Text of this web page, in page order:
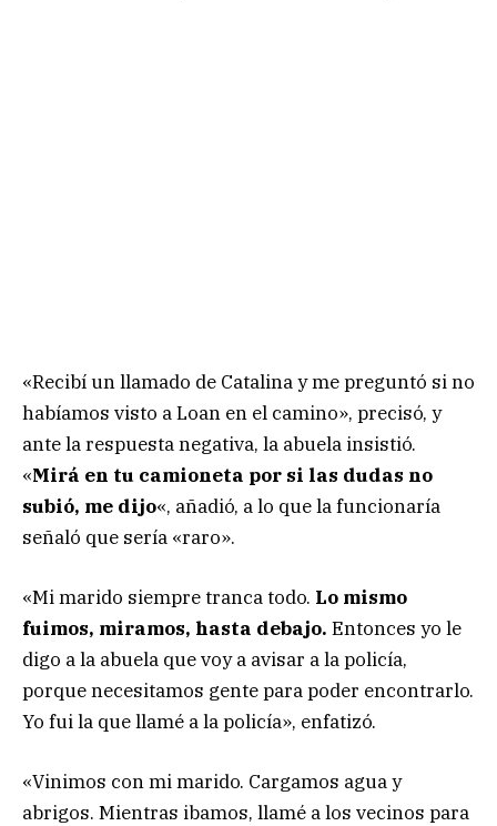
«Recibí un llamado de Catalina y me preguntó si no
habíamos visto a Loan en el camino», precisó, y
ante la respuesta negativa, la abuela insistió.
«Mirá en tu camioneta por si las dudas no
subió, me dijo«, añadió, a lo que la funcionaría
señaló que sería «raro».
«Mi marido siempre tranca todo. Lo mismo
fuimos, miramos, hasta debajo. Entonces yo le
digo a la abuela que voy a avisar a la policía,
porque necesitamos gente para poder encontrarlo.
Yo fui la que llamé a la policía», enfatizó.
«Vinimos con mi marido. Cargamos agua y
abrigos. Mientras ibamos, llamé a los vecinos para